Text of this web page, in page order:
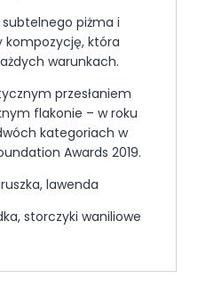
piżma i
kompozycję, która
warunkach.
przesłaniem
flakonie – w roku
kategoriach w
Awards 2019.
lawenda
storczyki waniliowe